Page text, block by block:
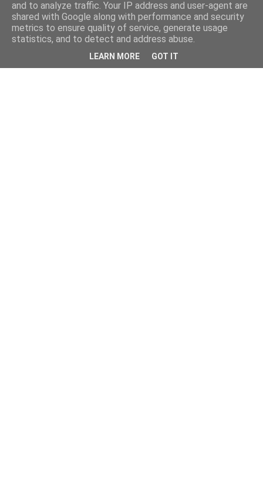
and to analyze traffic. Your IP address and user-agent are
shared with Google along with performance and security
metrics to ensure quality of service, generate usage
statistics, and to detect and address abuse.
LEARN MORE GOT IT